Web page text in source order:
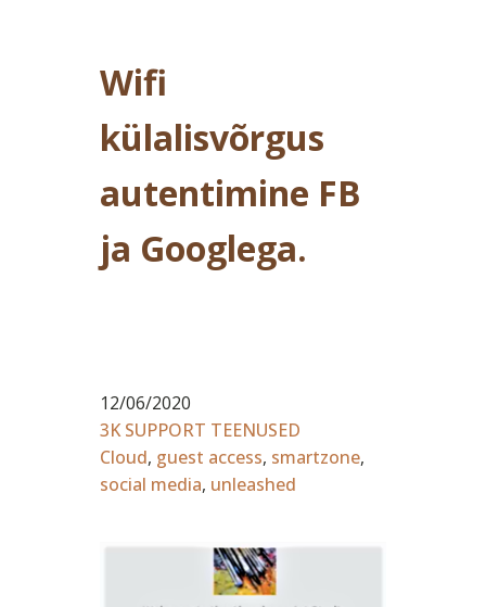
Wifi
külalisvõrgus
autentimine FB
ja Googlega.
12/06/2020
3K SUPPORT TEENUSED
Cloud, guest access, smartzone,
social media, unleashed